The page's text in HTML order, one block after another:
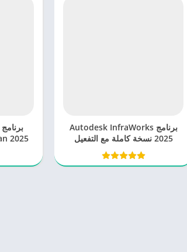
برنامج Autodesk InfraWorks
2025 نسخة كاملة مع التفعيل